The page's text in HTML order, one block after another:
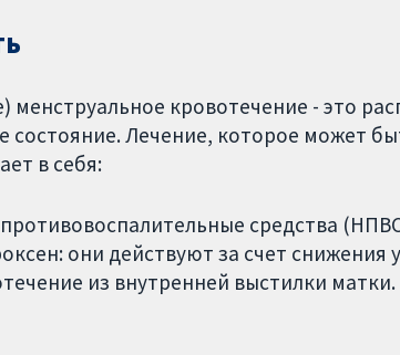
менструальное кровотечение - это
состояние. Лечение, которое может
в себя:
средства
они действуют за счет снижения
из внутренней выстилки